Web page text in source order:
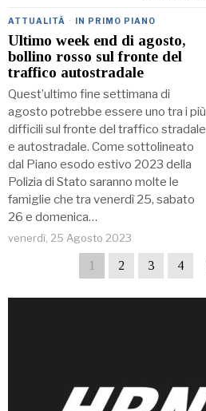
ATTUALITÀ · IN PRIMO PIANO
Ultimo week end di agosto,
bollino rosso sul fronte del
traffico autostradale
Quest’ultimo fine settimana di
agosto potrebbe essere uno tra i più
difficili sul fronte del traffico stradale
e autostradale. Come sottolineato
dal Piano esodo estivo 2023 della
Polizia di Stato saranno molte le
famiglie che tra venerdì 25, sabato
26 e domenica…
venerdì, 25 Agosto 2023
1 2 3 4